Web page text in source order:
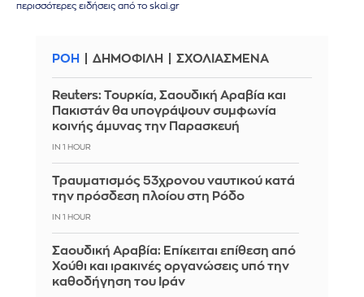
περισσότερες ειδήσεις από το skai.gr
ΡΟΗ ΔΗΜΟΦΙΛΗ ΣΧΟΛΙΑΣΜΕΝΑ
Reuters: Τουρκία, Σαουδική Αραβία και
Πακιστάν θα υπογράψουν συμφωνία
κοινής άμυνας την Παρασκευή
IN 1 HOUR
Τραυματισμός 53χρονου ναυτικού κατά
την πρόσδεση πλοίου στη Ρόδο
IN 1 HOUR
Σαουδική Αραβία: Επίκειται επίθεση από
Χούθι και ιρακινές οργανώσεις υπό την
καθοδήγηση του Ιράν